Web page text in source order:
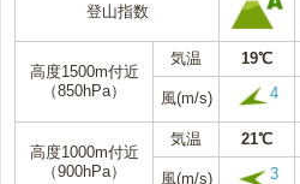
登山指数
高度1500m付近
（850hPa）
気温 19℃
風(m/s) 4
高度1000m付近
（900hPa）
気温 21℃
風(m/s) 3